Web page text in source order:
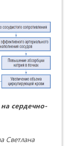
сердечно-
Светлана